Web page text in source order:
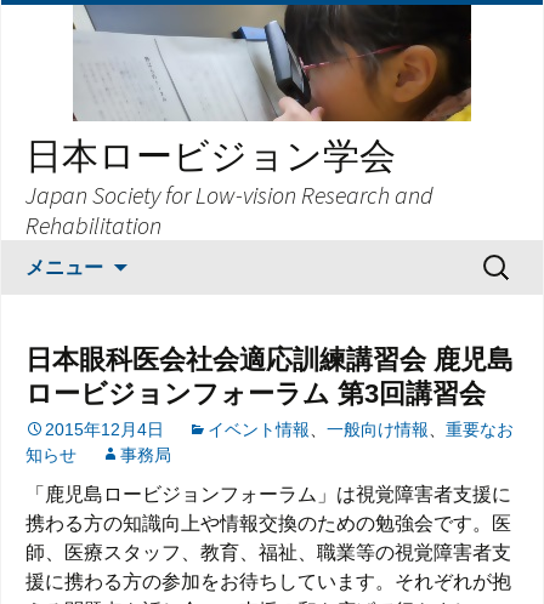
日本ロービジョン学会
Japan Society for Low-vision Research and
Rehabilitation
メニュー
ツ
へ
ス
キ
プ
検
索:
日本眼科医会社会適応訓練講習会 鹿児島
ロービジョンフォーラム 第3回講習会
2015年12月4日 イベント情報 一般向け情報
重要なお
知らせ
事務局
「鹿児島ロービジョンフォーラム」は視覚障害者支援に
携わる方の知識向上や情報交換のための勉強会です。医
師、医療スタッフ、教育、福祉、職業等の視覚障害者支
援に携わる方の参加をお待ちしています。それぞれが抱